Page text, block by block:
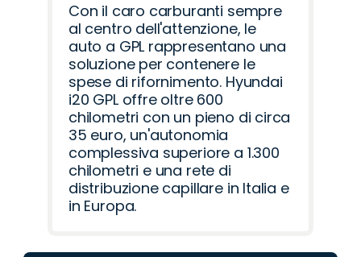
Con il caro carburanti sempre
al centro dell'attenzione, le
auto a GPL rappresentano una
soluzione per contenere le
spese di rifornimento. Hyundai
i20 GPL offre oltre 600
chilometri con un pieno di circa
35 euro, un'autonomia
complessiva superiore a 1.300
chilometri e una rete di
distribuzione capillare in Italia e
in Europa.